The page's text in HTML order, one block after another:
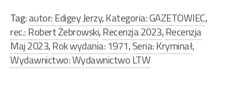
Tag:autor: Edigey Jerzy,Kategoria: GAZETOWIEC,
rec.: Robert Żebrowski,Recenzja 2023,Recenzja
Maj 2023,Rok wydania: 1971,Seria: Kryminał,
Wydawnictwo: Wydawnictwo LTW